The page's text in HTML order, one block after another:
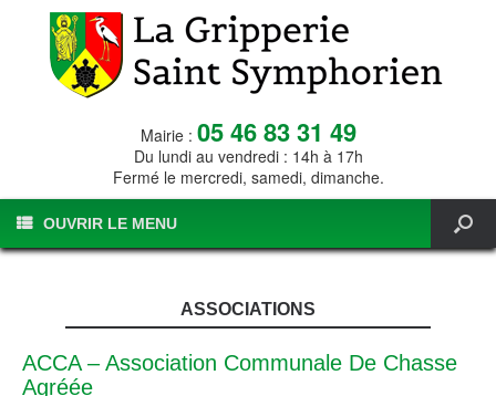
Mairie : 05 46 83 31 49
Du lundi au vendredi : 14h à 17h
Fermé le mercredi, samedi, dimanche.
OUVRIR LE MENU
ASSOCIATIONS
ACCA – Association Communale De Chasse
Agréée